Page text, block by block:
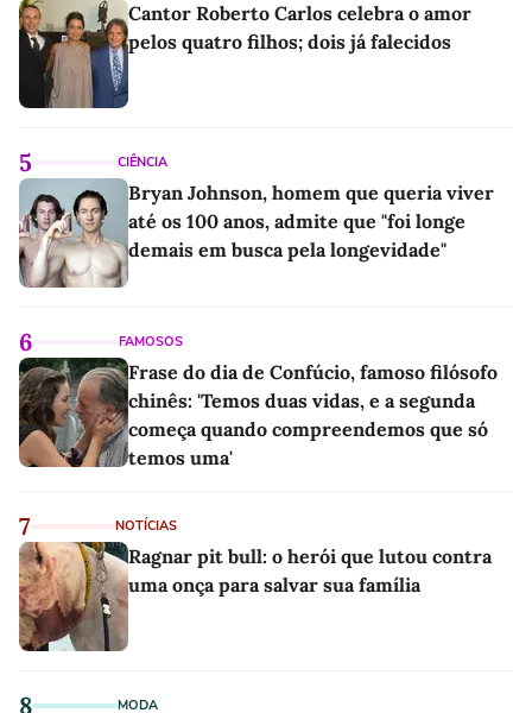
Cantor Roberto Carlos celebra o amor
pelos quatro filhos; dois já falecidos
5 CIÊNCIA
Bryan Johnson, homem que queria viver
até os 100 anos, admite que "foi longe
demais em busca pela longevidade"
6 FAMOSOS
Frase do dia de Confúcio, famoso filósofo
chinês: 'Temos duas vidas, e a segunda
começa quando compreendemos que só
temos uma'
7 NOTÍCIAS
Ragnar pit bull: o herói que lutou contra
uma onça para salvar sua família
8 MODA